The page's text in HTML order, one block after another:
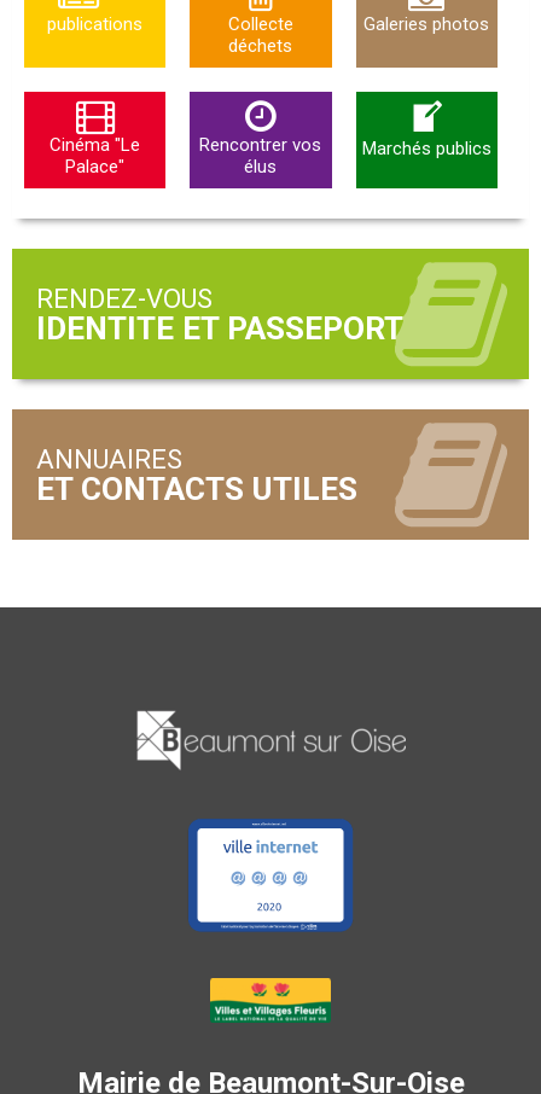
publications
Collecte
déchets
Galeries photos
Cinéma "Le
Palace"
Rencontrer vos
élus
Marchés publics
RENDEZ-VOUS
ANNUAIRES
Mairie de Beaumont-Sur-Oise